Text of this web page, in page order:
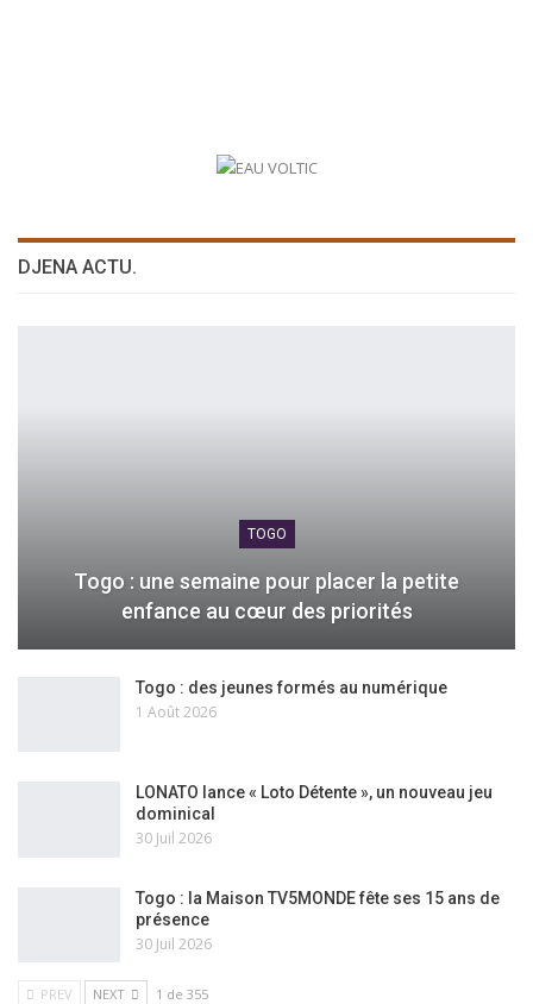
DJENA ACTU.
TOGO
Togo : une semaine pour placer la petite
enfance au cœur des priorités
Togo : des jeunes formés au numérique
1 Août 2026
LONATO lance « Loto Détente », un nouveau jeu
dominical
30 Juil 2026
Togo : la Maison TV5MONDE fête ses 15 ans de
présence
30 Juil 2026
PREV NEXT 1 de 355